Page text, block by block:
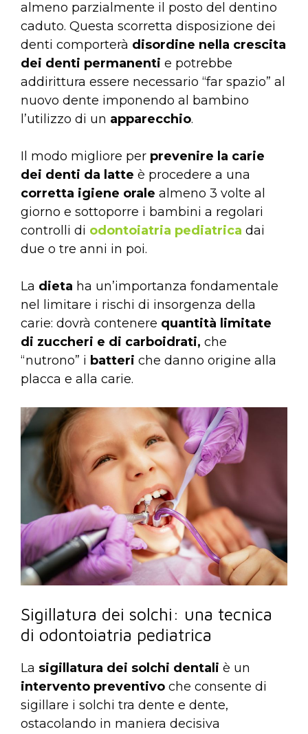
almeno parzialmente il posto del dentino
caduto. Questa scorretta disposizione dei
denti comporterà disordine nella crescita
dei denti permanenti e potrebbe
addirittura essere necessario “far spazio” al
nuovo dente imponendo al bambino
l’utilizzo di un apparecchio.
Il modo migliore per prevenire la carie
dei denti da latte è procedere a una
corretta igiene orale almeno 3 volte al
giorno e sottoporre i bambini a regolari
controlli di odontoiatria pediatrica dai
due o tre anni in poi.
La dieta ha un’importanza fondamentale
nel limitare i rischi di insorgenza della
carie: dovrà contenere quantità limitate
di zuccheri e di carboidrati, che
“nutrono” i batteri che danno origine alla
placca e alla carie.
Sigillatura dei solchi: una tecnica
di odontoiatria pediatrica
La sigillatura dei solchi dentali è un
intervento preventivo che consente di
sigillare i solchi tra dente e dente,
ostacolando in maniera decisiva